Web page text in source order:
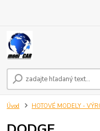
Úvod HOTOVÉ MODELY -